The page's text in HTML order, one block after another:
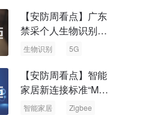
【安防周看点】广东
禁采个人生物识别信
息 中国5G基站占全
生物识别 5G
【安防周看点】智能
家居新连接标准“Matt
er” Zigbee联盟更名
智能家居 Zigbee